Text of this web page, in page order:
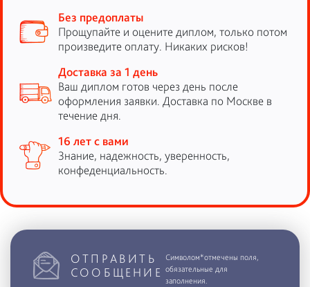
Без предоплаты
Прощупайте и оцените диплом, только потом
произведите оплату. Никаких рисков!
Доставка за 1 день
Ваш диплом готов через день после
оформления заявки. Доставка по Москве в
течение дня.
16 лет с вами
Знание, надежность, уверенность,
конфеденциальность.
ОТПРАВИТЬ
СООБЩЕНИЕ
Символом*отмечены поля,
обязательные для
заполнения.